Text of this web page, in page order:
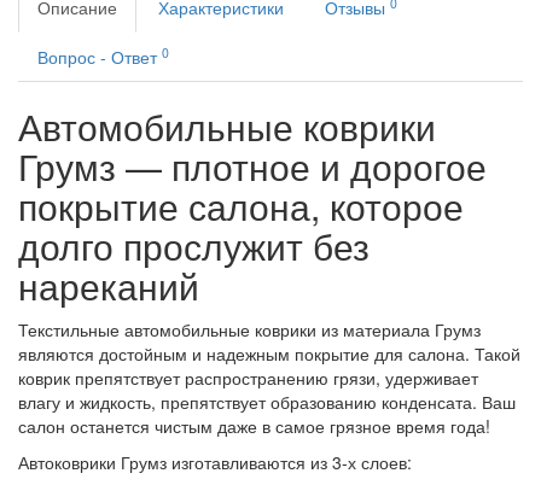
Описание Характеристики Отзывы
Вопрос - Ответ 0
Автомобильные коврики
Грумз — плотное и дорогое
покрытие салона, которое
долго прослужит без
нареканий
Текстильные автомобильные коврики из материала Грумз
являются достойным и надежным покрытие для салона. Такой
коврик препятствует распространению грязи, удерживает
влагу и жидкость, препятствует образованию конденсата. Ваш
салон останется чистым даже в самое грязное время года!
Автоковрики Грумз изготавливаются из 3-х слоев: